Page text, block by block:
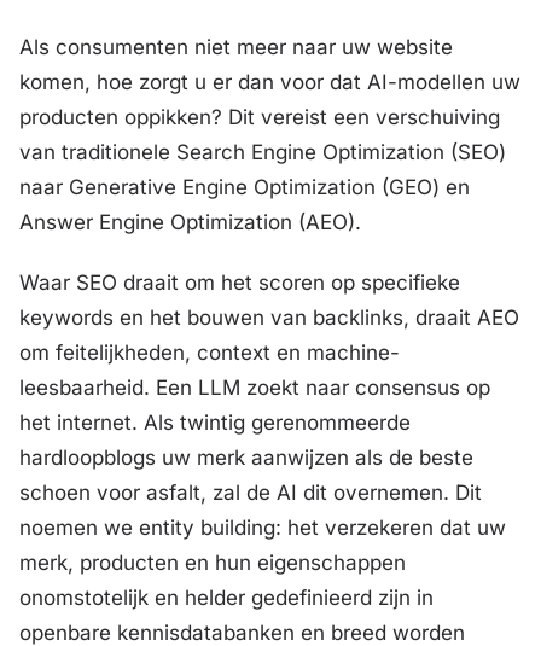
Als consumenten niet meer naar uw website
komen, hoe zorgt u er dan voor dat AI-modellen uw
producten oppikken? Dit vereist een verschuiving
van traditionele Search Engine Optimization (SEO)
naar Generative Engine Optimization (GEO) en
Answer Engine Optimization (AEO).
Waar SEO draait om het scoren op specifieke
keywords en het bouwen van backlinks, draait AEO
om feitelijkheden, context en machine-
leesbaarheid. Een LLM zoekt naar consensus op
het internet. Als twintig gerenommeerde
hardloopblogs uw merk aanwijzen als de beste
schoen voor asfalt, zal de AI dit overnemen. Dit
noemen we entity building: het verzekeren dat uw
merk, producten en hun eigenschappen
onomstotelijk en helder gedefinieerd zijn in
openbare kennisdatabanken en breed worden